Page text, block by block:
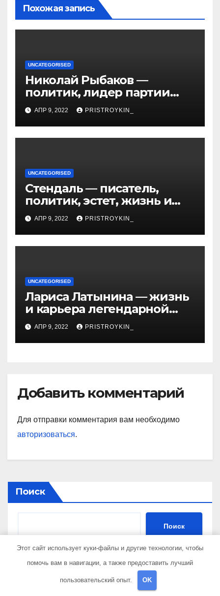
Похожая запись
UNCATEGORISED
Николай Рыбаков —
политик, лидер партии
Яблоко и его биография
АПР 9, 2022 PRISTROYKIN_
UNCATEGORISED
Стендаль — писатель,
политик, эстет, жизнь и
творчество одного из
величайших литературных
гении XIX века
АПР 9, 2022 PRISTROYKIN_
UNCATEGORISED
Лариса Латынина — жизнь
и карьера легендарной
советской гимнастки,
установившей мировые
рекорды и завоевавшей
АПР 9, 2022 PRISTROYKIN_
Добавить комментарий
Для отправки комментария вам необходимо
авторизоваться.
Поиск
Поиск
Этот сайт использует куки-файлы и другие технологии, чтобы
помочь вам в навигации, а также предоставить лучший
пользовательский опыт. OK